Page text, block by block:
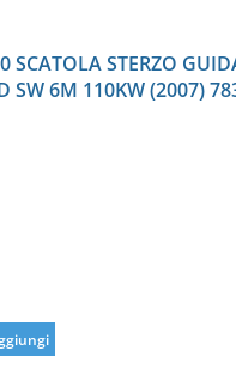
SCATOLA STERZO
SW 6M 110KW (2007)